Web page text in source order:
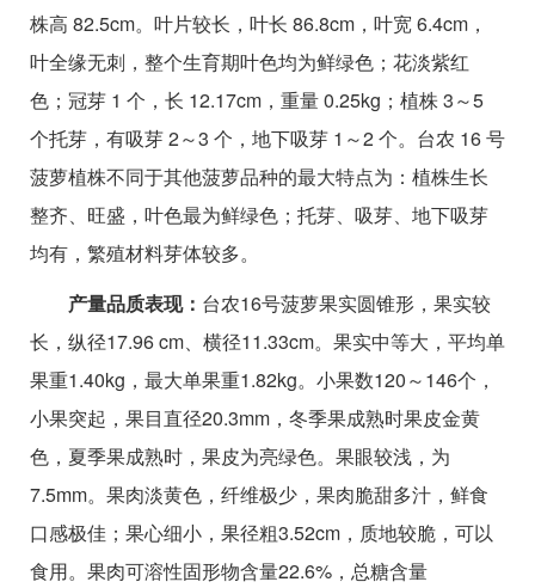
株高 82.5cm。叶片较长，叶长 86.8cm，叶宽 6.4cm，
叶全缘无刺，整个生育期叶色均为鲜绿色；花淡紫红
色；冠芽 1 个，长 12.17cm，重量 0.25kg；植株 3～5
个托芽，有吸芽 2～3 个，地下吸芽 1～2 个。台农 16 号
菠萝植株不同于其他菠萝品种的最大特点为：植株生长
整齐、旺盛，叶色最为鲜绿色；托芽、吸芽、地下吸芽
均有，繁殖材料芽体较多。
产量品质表现： 台农16号菠萝果实圆锥形，果实较
长，纵径17.96 cm、横径11.33cm。果实中等大，平均单
果重1.40kg，最大单果重1.82kg。小果数120～146个，
小果突起，果目直径20.3mm，冬季果成熟时果皮金黄
色，夏季果成熟时，果皮为亮绿色。果眼较浅，为
7.5mm。果肉淡黄色，纤维极少，果肉脆甜多汁，鲜食
口感极佳；果心细小，果径粗3.52cm，质地较脆，可以
食用。果肉可溶性固形物含量22.6%，总糖含量